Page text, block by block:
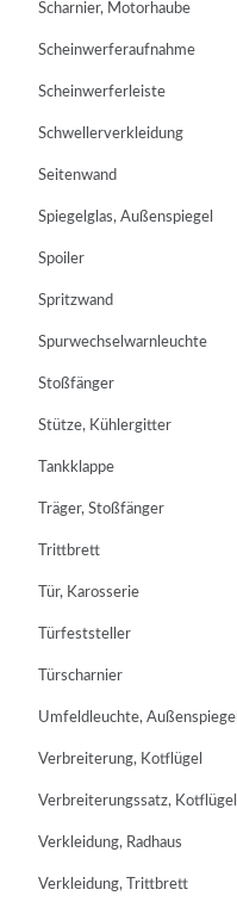
Scharnier, Motorhaube
Scheinwerferaufnahme
Scheinwerferleiste
Schwellerverkleidung
Seitenwand
Spiegelglas, Außenspiegel
Spoiler
Spritzwand
Spurwechselwarnleuchte
Stoßfänger
Stütze, Kühlergitter
Tankklappe
Träger, Stoßfänger
Trittbrett
Tür, Karosserie
Türfeststeller
Türscharnier
Umfeldleuchte, Außenspiegel
Verbreiterung, Kotflügel
Verbreiterungssatz, Kotflügel
Verkleidung, Radhaus
Verkleidung, Trittbrett